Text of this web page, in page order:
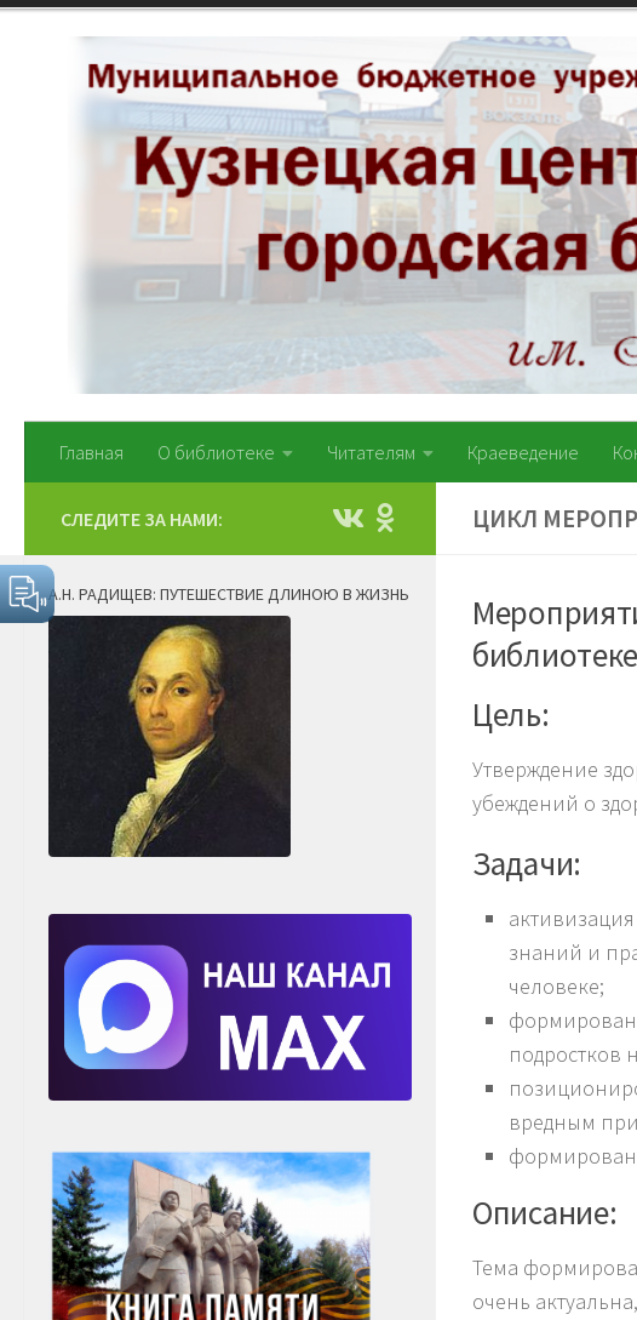
Перейти к содержимому
Главная О библиотеке Читателям Краеведение
ЦИКЛ
Цель:
Утверждение
убеждений о
Задачи:
знаний и
человеке;
подростков
вредным
Описание:
Тема
очень
СЛЕДИТЕ ЗА НАМИ:
А.Н. РАДИЩЕВ: ПУТЕШЕСТВИЕ ДЛИНОЮ В ЖИЗНЬ